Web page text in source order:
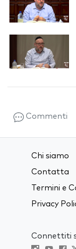
Commenti
Chi siamo
Contatta
Termini e
Privacy
Connettiti